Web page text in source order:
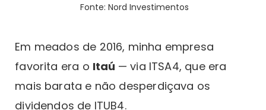
Fonte: Nord Investimentos
Em meados de 2016, minha empresa
favorita era o Itaú — via ITSA4, que era
mais barata e não desperdiçava os
dividendos de ITUB4.